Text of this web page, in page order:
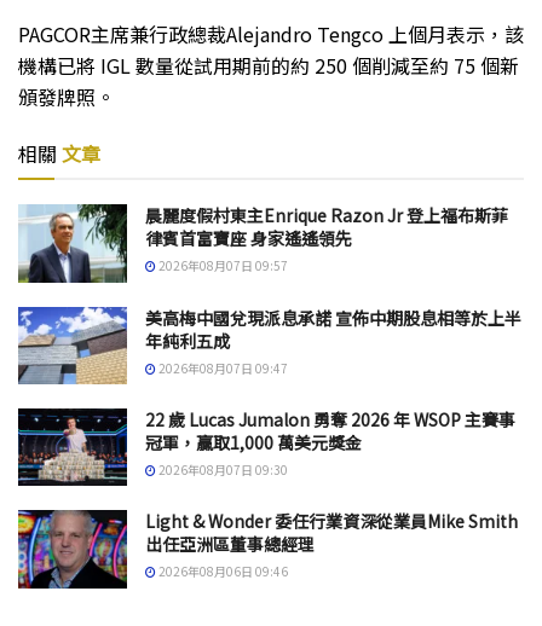
PAGCOR主席兼行政總裁Alejandro Tengco 上個月表示，該
機構已將 IGL 數量從試用期前的約 250 個削減至約 75 個新
頒發牌照。
相關 文章
晨麗度假村東主Enrique Razon Jr 登上福布斯菲
律賓首富寶座 身家遙遙領先
2026年08月07日 09:57
美高梅中國兌現派息承諾 宣佈中期股息相等於上半
年純利五成
2026年08月07日 09:47
22 歲 Lucas Jumalon 勇奪 2026 年 WSOP 主賽事
冠軍，贏取1,000 萬美元獎金
2026年08月07日 09:30
Light & Wonder 委任行業資深從業員Mike Smith
出任亞洲區董事總經理
2026年08月06日 09:46